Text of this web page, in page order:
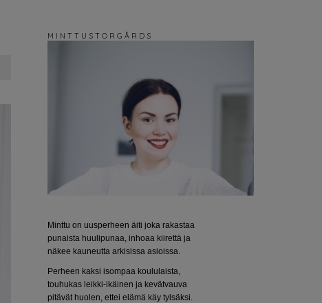
M I N T T U S T O R G Å R D S
Minttu on uusperheen äiti joka rakastaa
punaista huulipunaa, inhoaa kiirettä ja
näkee kauneutta arkisissa asioissa.
Perheen kaksi isompaa koululaista,
touhukas leikki-ikäinen ja kevätvauva
pitävät huolen, ettei elämä käy tylsäksi.